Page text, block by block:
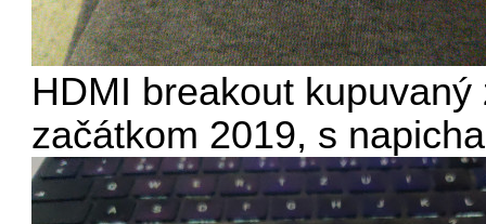
HDMI breakout
začátkom 2019, s